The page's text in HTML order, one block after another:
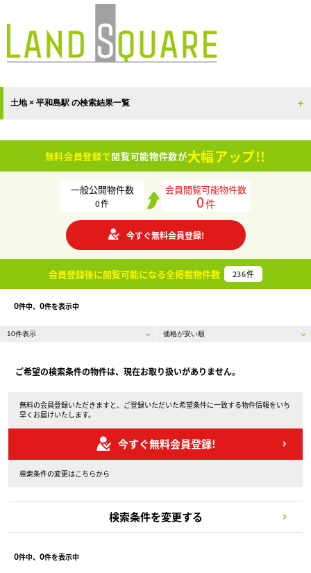
土地 × 平和島駅 の検索結果一覧
無料会員登録で閲覧可能物件数が大幅アップ!!
一般公開物件数
0件
会員閲覧可能物件数
0件
今すぐ無料会員登録!
会員登録後に閲覧可能になる全掲載物件数 236件
0件中、 0件を表示中
ご希望の検索条件の物件は、現在お取り扱いがありません。
無料の会員登録いただきますと、ご登録いただいた希望条件に一致する物件情報をいち
早くお届けいたします。
今すぐ無料会員登録!
検索条件の変更はこちらから
検索条件を変更する
0件中、 0件を表示中